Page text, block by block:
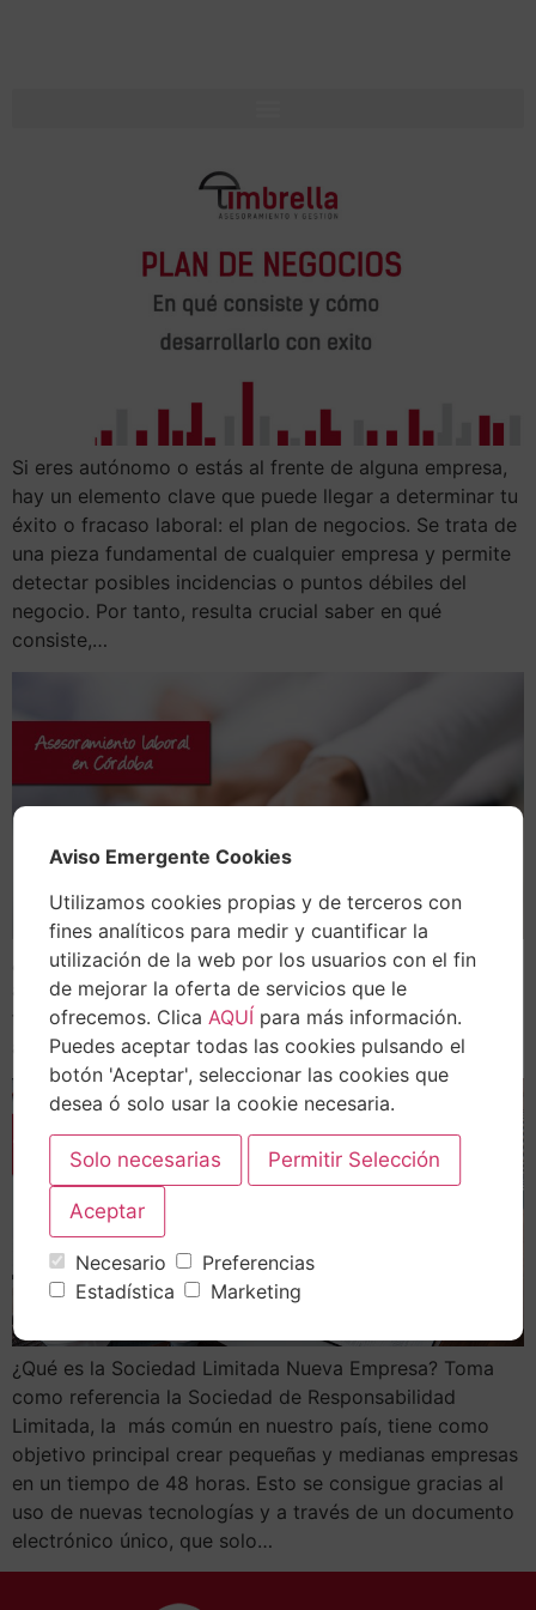
Si eres autónomo o estás al frente de alguna empresa,
hay un elemento clave que puede llegar a determinar tu
éxito o fracaso laboral: el plan de negocios. Se trata de
una pieza fundamental de cualquier empresa y permite
detectar posibles incidencias o puntos débiles del
negocio. Por tanto, resulta crucial saber en qué
consiste,…
¿Está mi empresa obligada a auditar las cuentas
anuales? Esta quizá sea una de las preguntas más
formuladas a final de año entre las empresas que
adquieren éxito rápidamente.
¿Qué es la Sociedad Limitada Nueva Empresa? Toma
como referencia la Sociedad de Responsabilidad
Limitada, la más común en nuestro país, tiene como
objetivo principal crear pequeñas y medianas empresas
en un tiempo de 48 horas. Esto se consigue gracias al
uso de nuevas tecnologías y a través de un documento
electrónico único, que solo…
Aviso Emergente Cookies
Utilizamos cookies propias y de terceros con
fines analíticos para medir y cuantificar la
utilización de la web por los usuarios con el fin
de mejorar la oferta de servicios que le
ofrecemos. Clica AQUÍ para más información.
Puedes aceptar todas las cookies pulsando el
botón 'Aceptar', seleccionar las cookies que
desea ó solo usar la cookie necesaria.
Necesario
Preferencias
Estadística
Marketing